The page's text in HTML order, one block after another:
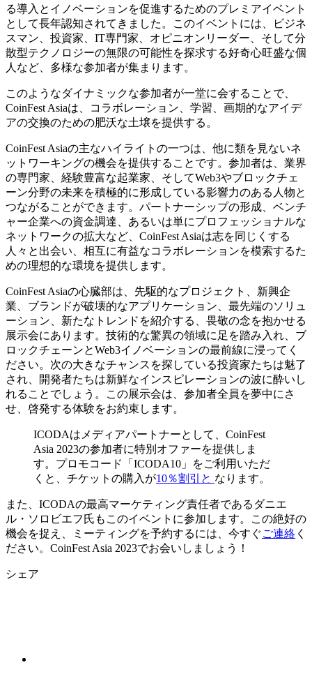
る導入とイノベーションを促進するためのプレミアイベント
として長年認知されてきました。このイベントには、ビジネ
スマン、投資家、IT専門家、オピニオンリーダー、そして分
散型テクノロジーの無限の可能性を探求する好奇心旺盛な個
人など、多様な参加者が集まります。
このようなダイナミックな参加者が一堂に会することで、
CoinFest Asiaは、コラボレーション、学習、画期的なアイデ
アの交換のための肥沃な土壌を提供する。
CoinFest Asiaの主なハイライトの一つは、他に類を見ないネ
ットワーキングの機会を提供することです。参加者は、業界
の専門家、経験豊富な起業家、そしてWeb3やブロックチェ
ーン分野の未来を積極的に形成している影響力のある人物と
つながることができます。パートナーシップの形成、ベンチ
ャー企業への資金調達、あるいは単にプロフェッショナルな
ネットワークの拡大など、CoinFest Asiaは志を同じくする
人々と出会い、相互に有益なコラボレーションを模索するた
めの理想的な環境を提供します。
CoinFest Asiaの心臓部は、先駆的なプロジェクト、新興企
業、ブランドが破壊的なアプリケーション、最先端のソリュ
ーション、新たなトレンドを紹介する、畏敬の念を抱かせる
展示会にあります。技術的な驚異の領域に足を踏み入れ、ブ
ロックチェーンとWeb3イノベーションの最前線に浸ってく
ださい。次の大きなチャンスを探している投資家たちは魅了
され、開発者たちは新鮮なインスピレーションの波に酔いし
れることでしょう。この展示会は、参加者全員を夢中にさ
せ、啓発する体験をお約束します。
ICODAはメディアパートナーとして、CoinFest
Asia 2023の参加者に特別オファーを提供しま
す。プロモコード「ICODA10」をご利用いただ
くと、チケットの購入が10％割引と なります。
また、ICODAの最高マーケティング責任者であるダニエ
ル・ソロビエフ氏もこのイベントに参加します。この絶好の
機会を捉え、ミーティングを予約するには、今すぐご連絡 く
ださい。CoinFest Asia 2023でお会いしましょう！
シェア